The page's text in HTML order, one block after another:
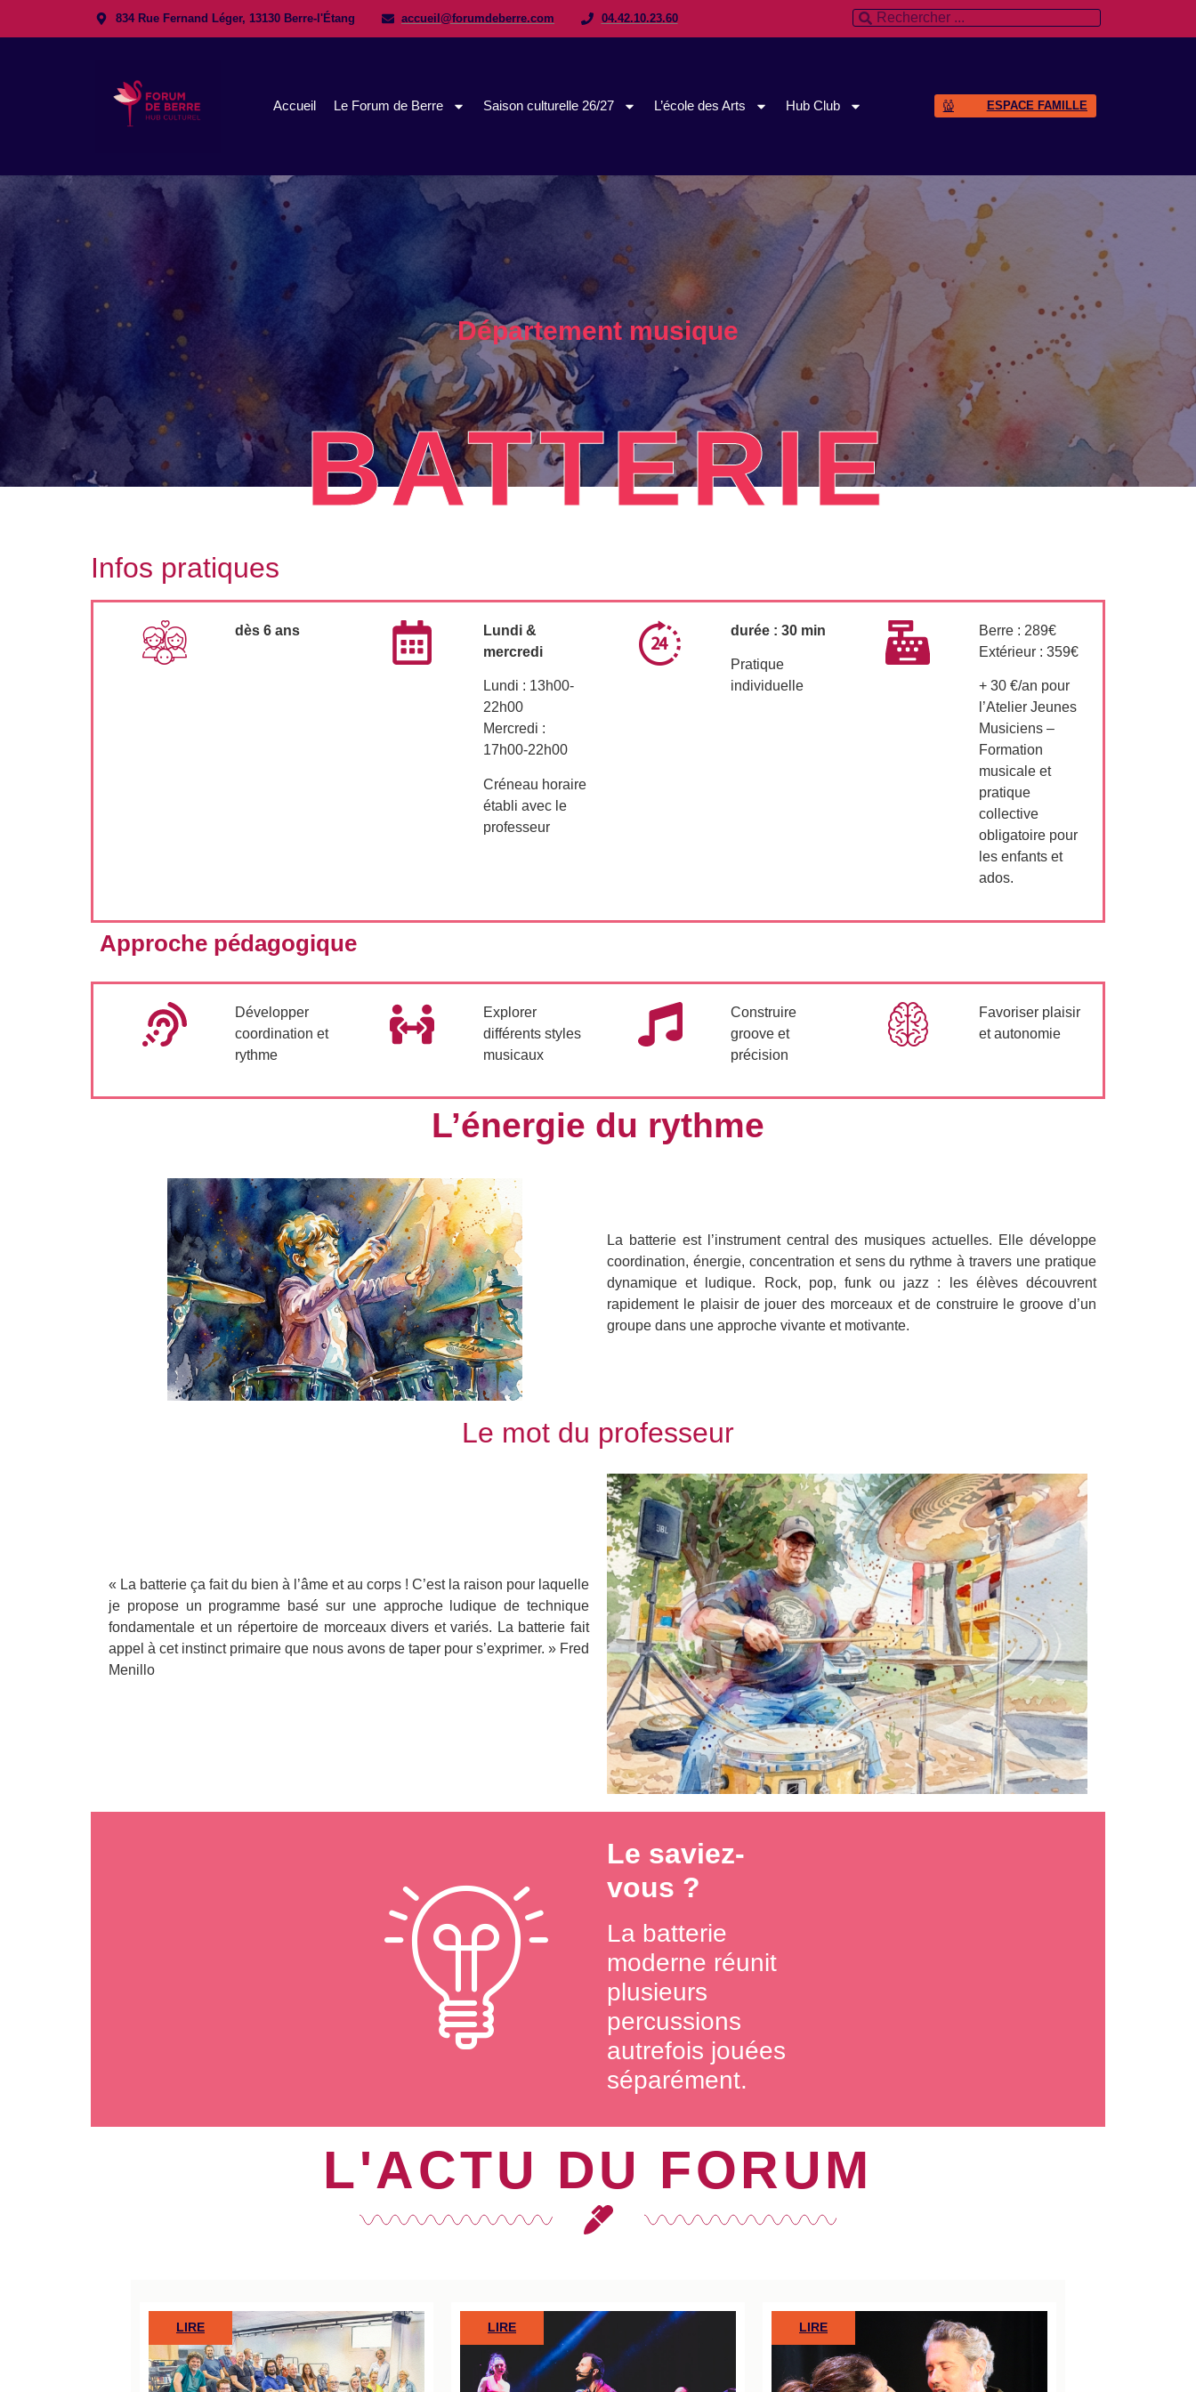
834 Rue Fernand Léger, 13130 Berre-l'Étang accueil@forumdeberre.com 04.42.10.23.60
Accueil Le Forum de Berre Saison culturelle 26/27 L’école des Arts Hub Club ESPACE FAMILLE
Département musique
BATTERIE
Infos pratiques
dès 6 ans
Lundi &
mercredi
Lundi : 13h00-
22h00
Mercredi :
17h00-22h00
Créneau horaire
établi avec le
professeur
durée : 30 min
Pratique
individuelle
Berre : 289€
Extérieur : 359€
+ 30 €/an pour
l’Atelier Jeunes
Musiciens –
Formation
musicale et
pratique
collective
obligatoire pour
les enfants et
ados.
Approche pédagogique
Développer
coordination et
rythme
Explorer
différents styles
musicaux
Construire
groove et
précision
Favoriser plaisir
et autonomie
L’énergie du rythme
La batterie est l’instrument central des musiques actuelles. Elle développe
coordination, énergie, concentration et sens du rythme à travers une pratique
dynamique et ludique. Rock, pop, funk ou jazz : les élèves découvrent
rapidement le plaisir de jouer des morceaux et de construire le groove d’un
groupe dans une approche vivante et motivante.
Le mot du professeur
« La batterie ça fait du bien à l’âme et au corps ! C’est la raison pour laquelle
je propose un programme basé sur une approche ludique de technique
fondamentale et un répertoire de morceaux divers et variés. La batterie fait
appel à cet instinct primaire que nous avons de taper pour s’exprimer. » Fred
Menillo
Le saviez-
vous ?
La batterie
moderne réunit
plusieurs
percussions
autrefois jouées
séparément.
L'ACTU DU FORUM
LIRE LIRE LIRE